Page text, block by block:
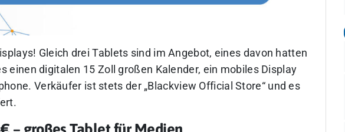
Gleich drei Tablets sind im Angebot, eines davon hatten
einen digitalen 15 Zoll großen Kalender, ein mobiles Display
Verkäufer ist stets der „Blackview Official Store“ und es